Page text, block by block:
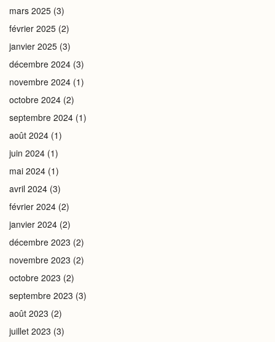
mars 2025 (3)
février 2025 (2)
janvier 2025 (3)
décembre 2024 (3)
novembre 2024 (1)
octobre 2024 (2)
septembre 2024 (1)
août 2024 (1)
juin 2024 (1)
mai 2024 (1)
avril 2024 (3)
février 2024 (2)
janvier 2024 (2)
décembre 2023 (2)
novembre 2023 (2)
octobre 2023 (2)
septembre 2023 (3)
août 2023 (2)
juillet 2023 (3)